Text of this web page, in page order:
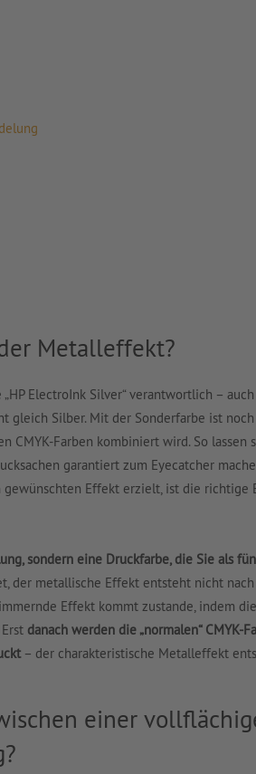
Metalleffekt?
ElectroInk Silver“ verantwortlich –
gleich Silber. Mit der Sonderfarbe ist
CMYK-Farben kombiniert wird. So lassen
garantiert zum Eyecatcher
gewünschten Effekt erzielt, ist die richtige
sondern eine Druckfarbe, die Sie als
der metallische Effekt entsteht nicht
Effekt kommt zustande, indem
danach werden die „normalen“ CMYK-
– der charakteristische Metalleffekt
einer